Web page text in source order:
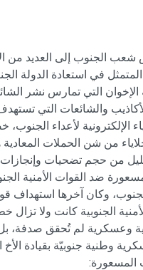
شعب الجنوب إلى العديد من
في استعادة الدولة
الإخوان التي تمارس نشر
والشائعات التي
لأعداء الجنوب،
من شن الحملات المعادية
من حجم تضحيات
ضد القوات الأمنية
وكان آخرها استهداف
الجنوبية كانت ولا
وعسكرية لم تُحقق صدفة،
وطنية جنوبيّة بقيادة
المسعورة: